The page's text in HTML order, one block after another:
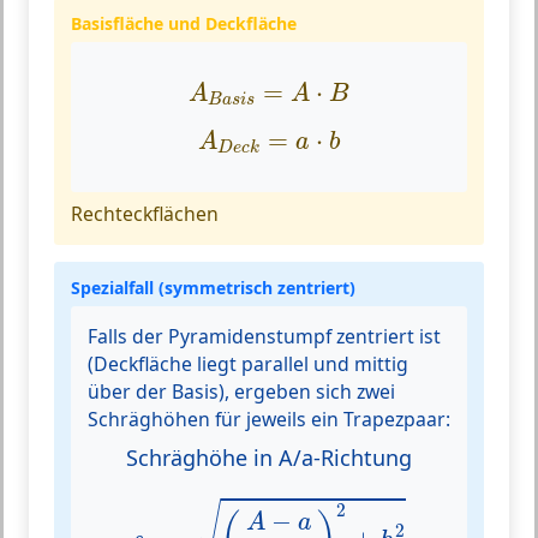
Basisfläche und Deckfläche
ABasis = A ⋅ B
A A B
ADeck = a ⋅ b
A a b
Rechteckflächen
Spezialfall (symmetrisch zentriert)
Falls der Pyramidenstumpfzentriert ist
(Deckfläche liegt parallel und mittig
über der Basis), ergeben sich zwei
Schräghöhen für jeweils ein Trapezpaar:
Schräghöhe in A/a-Richtung
A − a
2
2
=(A−a2)2+h2